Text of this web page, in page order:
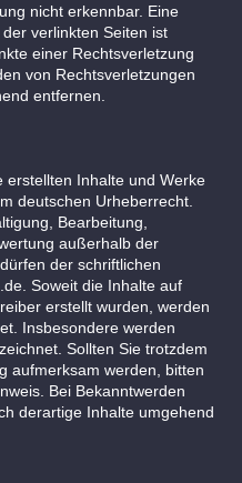
nicht erkennbar. Eine
verlinkten Seiten ist
einer Rechtsverletzung
von Rechtsverletzungen
entfernen.
erstellten Inhalte und Werke
deutschen Urheberrecht.
Bearbeitung,
außerhalb der
der schriftlichen
Soweit die Inhalte auf
erstellt wurden, werden
Insbesondere werden
Sollten Sie trotzdem
aufmerksam werden, bitten
Bei Bekanntwerden
derartige Inhalte umgehend